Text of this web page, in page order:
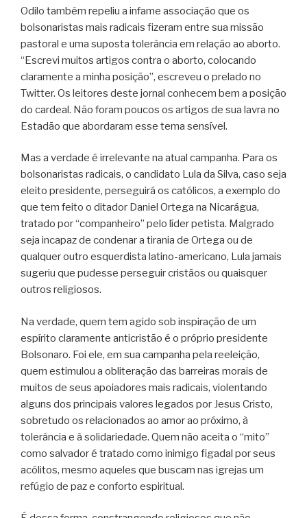
Odilo também repeliu a infame associação que os
bolsonaristas mais radicais fizeram entre sua missão
pastoral e uma suposta tolerância em relação ao aborto.
“Escrevi muitos artigos contra o aborto, colocando
claramente a minha posição”, escreveu o prelado no
Twitter. Os leitores deste jornal conhecem bem a posição
do cardeal. Não foram poucos os artigos de sua lavra no
Estadão que abordaram esse tema sensível.
Mas a verdade é irrelevante na atual campanha. Para os
bolsonaristas radicais, o candidato Lula da Silva, caso seja
eleito presidente, perseguirá os católicos, a exemplo do
que tem feito o ditador Daniel Ortega na Nicarágua,
tratado por “companheiro” pelo líder petista. Malgrado
seja incapaz de condenar a tirania de Ortega ou de
qualquer outro esquerdista latino-americano, Lula jamais
sugeriu que pudesse perseguir cristãos ou quaisquer
outros religiosos.
Na verdade, quem tem agido sob inspiração de um
espírito claramente anticristão é o próprio presidente
Bolsonaro. Foi ele, em sua campanha pela reeleição,
quem estimulou a obliteração das barreiras morais de
muitos de seus apoiadores mais radicais, violentando
alguns dos principais valores legados por Jesus Cristo,
sobretudo os relacionados ao amor ao próximo, à
tolerância e à solidariedade. Quem não aceita o “mito”
como salvador é tratado como inimigo figadal por seus
acólitos, mesmo aqueles que buscam nas igrejas um
refúgio de paz e conforto espiritual.